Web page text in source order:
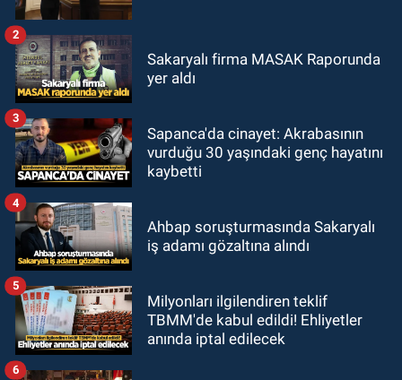
Sakaryalı firma MASAK Raporunda
yer aldı
2
Sapanca'da cinayet: Akrabasının
vurduğu 30 yaşındaki genç hayatını
kaybetti
3
Ahbap soruşturmasında Sakaryalı
iş adamı gözaltına alındı
4
Milyonları ilgilendiren teklif
TBMM'de kabul edildi! Ehliyetler
anında iptal edilecek
5
6